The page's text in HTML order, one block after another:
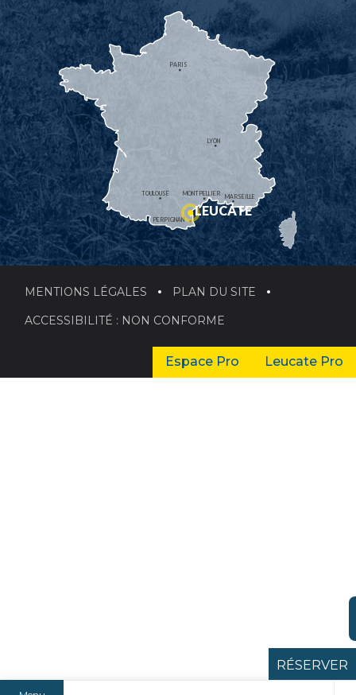
MONTPELLIER
PERPIGNAN
MARSEILLE
TOULOUSE
LYON
PARIS
LEUCATE
MENTIONS LÉGALES PLAN DU SITE
ACCESSIBILITÉ : NON CONFORME
Espace Pro Leucate Pro
RÉSERVER